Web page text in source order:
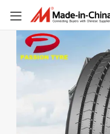
St235/85r16 St225/90r16